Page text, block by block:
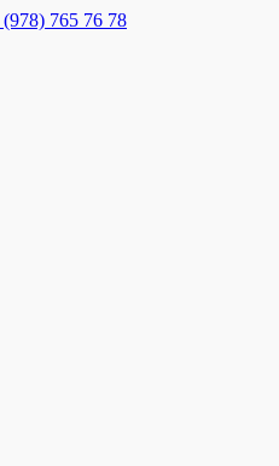
765 76 78
Отель в Евпатории на